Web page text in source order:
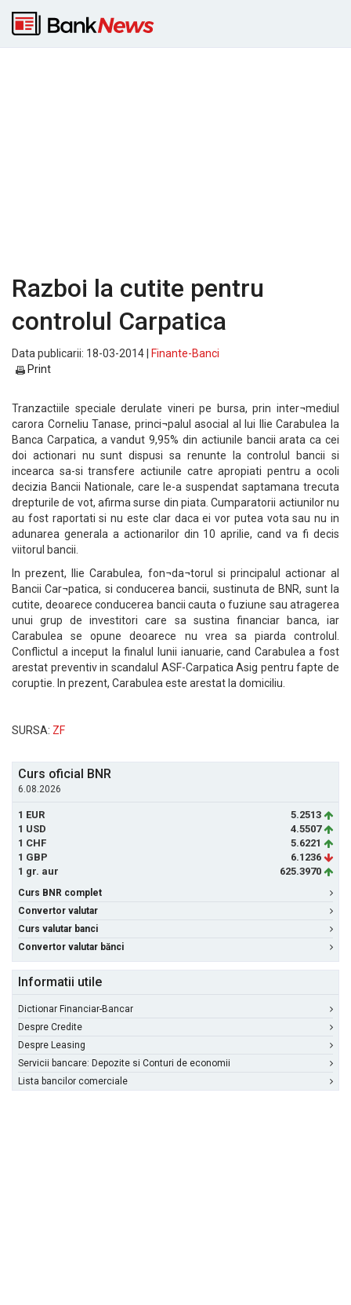
Razboi la cutite pentru
controlul Carpatica
Data publicarii: 18-03-2014 |
Finante-Banci
Print
Tranzactiile speciale derulate vineri pe bursa, prin inter¬mediul
carora Corneliu Tanase, princi¬palul asocial al lui Ilie Carabulea la
Banca Carpatica, a vandut 9,95% din actiunile bancii arata ca cei
doi actionari nu sunt dispusi sa renunte la controlul bancii si
incearca sa-si transfere actiunile catre apropiati pentru a ocoli
decizia Bancii Nationale, care le-a suspendat saptamana trecuta
drepturile de vot, afirma surse din piata. Cumparatorii actiunilor nu
au fost raportati si nu este clar daca ei vor putea vota sau nu in
adunarea generala a actionarilor din 10 aprilie, cand va fi decis
viitorul bancii.
In prezent, Ilie Carabulea, fon¬da¬torul si principalul actionar al
Bancii Car¬patica, si conducerea bancii, sustinuta de BNR, sunt la
cutite, deoarece conducerea bancii cauta o fuziune sau atragerea
unui grup de investitori care sa sustina financiar banca, iar
Carabulea se opune deoarece nu vrea sa piarda controlul.
Conflictul a inceput la finalul lunii ianuarie, cand Carabulea a fost
arestat preventiv in scandalul ASF-Carpatica Asig pentru fapte de
coruptie. In prezent, Carabulea este arestat la domiciliu.
SURSA: ZF
Curs oficial BNR
6.08.2026
1 EUR
5.2513
1 USD
4.5507
1 CHF
5.6221
1 GBP
6.1236
1 gr. aur
625.3970
Curs BNR complet
Convertor valutar
Curs valutar banci
Convertor valutar bănci
Informatii utile
Dictionar Financiar-Bancar
Despre Credite
Despre Leasing
Servicii bancare: Depozite si Conturi de economii
Lista bancilor comerciale